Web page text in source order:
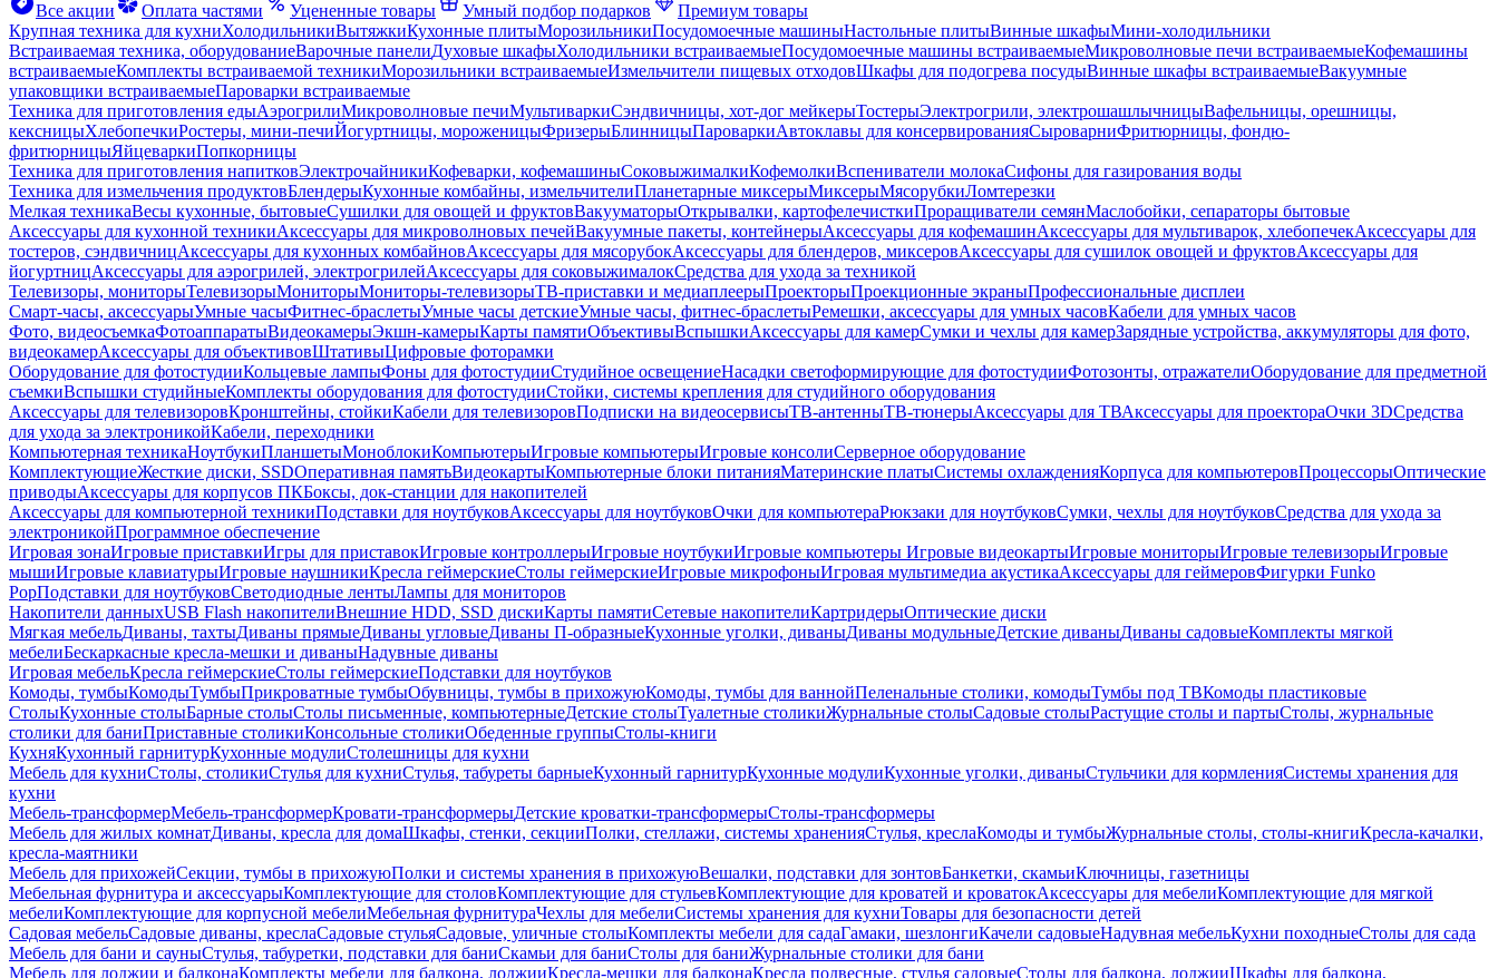
Все акции
Оплата частями Уцененные товары Умный подбор подарков
Премиум товары
Крупная техника для кухниХолодильникиВытяжкиКухонные плитыМорозильникиПосудомоечные машиныНастольные плитыВинные шкафыМини-холодильники
Встраиваемая техника, оборудованиеВарочные панелиДуховые шкафыХолодильники встраиваемыеПосудомоечные машины встраиваемыеМикроволновые печи встраиваемыеКофемашины
встраиваемыеКомплекты встраиваемой техникиМорозильники встраиваемыеИзмельчители пищевых отходовШкафы для подогрева посудыВинные шкафы встраиваемыеВакуумные
упаковщики встраиваемыеПароварки встраиваемые
Техника для приготовления едыАэрогрилиМикроволновые печиМультиваркиСэндвичницы, хот-дог мейкерыТостерыЭлектрогрили, электрошашлычницыВафельницы, орешницы,
кексницыХлебопечкиРостеры, мини-печиЙогуртницы, мороженицыФризерыБлинницыПароваркиАвтоклавы для консервированияСыроварниФритюрницы, фондю-
фритюрницыЯйцеваркиПопкорницы
Техника для приготовления напитковЭлектрочайникиКофеварки, кофемашиныСоковыжималкиКофемолкиВспениватели молокаСифоны для газирования воды
Техника для измельчения продуктовБлендерыКухонные комбайны, измельчителиПланетарные миксерыМиксерыМясорубкиЛомтерезки
Мелкая техникаВесы кухонные, бытовыеСушилки для овощей и фруктовВакууматорыОткрывалки, картофелечисткиПроращиватели семянМаслобойки, сепараторы бытовые
Аксессуары для кухонной техникиАксессуары для микроволновых печейВакуумные пакеты, контейнерыАксессуары для кофемашинАксессуары для мультиварок, хлебопечекАксессуары для
тостеров, сэндвичницАксессуары для кухонных комбайновАксессуары для мясорубокАксессуары для блендеров, миксеровАксессуары для сушилок овощей и фруктовАксессуары для
йогуртницАксессуары для аэрогрилей, электрогрилейАксессуары для соковыжималокСредства для ухода за техникой
Телевизоры, мониторыТелевизорыМониторыМониторы-телевизорыТВ-приставки и медиаплеерыПроекторыПроекционные экраныПрофессиональные дисплеи
Смарт-часы, аксессуарыУмные часыФитнес-браслетыУмные часы детскиеУмные часы, фитнес-браслетыРемешки, аксессуары для умных часовКабели для умных часов
Фото, видеосъемкаФотоаппаратыВидеокамерыЭкшн-камерыКарты памятиОбъективыВспышкиАксессуары для камерСумки и чехлы для камерЗарядные устройства, аккумуляторы для фото,
видеокамерАксессуары для объективовШтативыЦифровые фоторамки
Оборудование для фотостудииКольцевые лампыФоны для фотостудииСтудийное освещениеНасадки светоформирующие для фотостудииФотозонты, отражателиОборудование для предметной
съемкиВспышки студийныеКомплекты оборудования для фотостудииСтойки, системы крепления для студийного оборудования
Аксессуары для телевизоровКронштейны, стойкиКабели для телевизоровПодписки на видеосервисыТВ-антенныТВ-тюнерыАксессуары для ТВАксессуары для проектораОчки 3DСредства
для ухода за электроникойКабели, переходники
Компьютерная техникаНоутбукиПланшетыМоноблокиКомпьютерыИгровые компьютерыИгровые консолиСерверное оборудование
КомплектующиеЖесткие диски, SSDОперативная памятьВидеокартыКомпьютерные блоки питанияМатеринские платыСистемы охлажденияКорпуса для компьютеровПроцессорыОптические
приводыАксессуары для корпусов ПКБоксы, док-станции для накопителей
Аксессуары для компьютерной техникиПодставки для ноутбуковАксессуары для ноутбуковОчки для компьютераРюкзаки для ноутбуковСумки, чехлы для ноутбуковСредства для ухода за
электроникойПрограммное обеспечение
Игровая зонаИгровые приставкиИгры для приставокИгровые контроллерыИгровые ноутбукиИгровые компьютеры Игровые видеокартыИгровые мониторыИгровые телевизорыИгровые
мышиИгровые клавиатурыИгровые наушникиКресла геймерскиеСтолы геймерскиеИгровые микрофоныИгровая мультимедиа акустикаАксессуары для геймеровФигурки Funko
PopПодставки для ноутбуковСветодиодные лентыЛампы для мониторов
Накопители данныхUSB Flash накопителиВнешние HDD, SSD дискиКарты памятиСетевые накопителиКартридерыОптические диски
Мягкая мебельДиваны, тахтыДиваны прямыеДиваны угловыеДиваны П-образныеКухонные уголки, диваныДиваны модульныеДетские диваныДиваны садовыеКомплекты мягкой
мебелиБескаркасные кресла-мешки и диваныНадувные диваны
Игровая мебельКресла геймерскиеСтолы геймерскиеПодставки для ноутбуков
Комоды, тумбыКомодыТумбыПрикроватные тумбыОбувницы, тумбы в прихожуюКомоды, тумбы для ваннойПеленальные столики, комодыТумбы под ТВКомоды пластиковые
СтолыКухонные столыБарные столыСтолы письменные, компьютерныеДетские столыТуалетные столикиЖурнальные столыСадовые столыРастущие столы и партыСтолы, журнальные
столики для баниПриставные столикиКонсольные столикиОбеденные группыСтолы-книги
КухняКухонный гарнитурКухонные модулиСтолешницы для кухни
Мебель для кухниСтолы, столикиСтулья для кухниСтулья, табуреты барныеКухонный гарнитурКухонные модулиКухонные уголки, диваныСтульчики для кормленияСистемы хранения для
кухни
Мебель-трансформерМебель-трансформерКровати-трансформерыДетские кроватки-трансформерыСтолы-трансформеры
Мебель для жилых комнатДиваны, кресла для домаШкафы, стенки, секцииПолки, стеллажи, системы храненияСтулья, креслаКомоды и тумбыЖурнальные столы, столы-книгиКресла-качалки,
кресла-маятники
Мебель для прихожейСекции, тумбы в прихожуюПолки и системы хранения в прихожуюВешалки, подставки для зонтовБанкетки, скамьиКлючницы, газетницы
Мебельная фурнитура и аксессуарыКомплектующие для столовКомплектующие для стульевКомплектующие для кроватей и кроватокАксессуары для мебелиКомплектующие для мягкой
мебелиКомплектующие для корпусной мебелиМебельная фурнитураЧехлы для мебелиСистемы хранения для кухниТовары для безопасности детей
Садовая мебельСадовые диваны, креслаСадовые стульяСадовые, уличные столыКомплекты мебели для садаГамаки, шезлонгиКачели садовыеНадувная мебельКухни походныеСтолы для сада
Мебель для бани и сауныСтулья, табуретки, подставки для баниСкамьи для баниСтолы для баниЖурнальные столики для бани
Мебель для лоджии и балконаКомплекты мебели для балкона, лоджииКресла-мешки для балконаКресла подвесные, стулья садовыеСтолы для балкона, лоджииШкафы для балкона,